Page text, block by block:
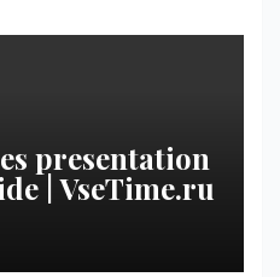
presentation
| VseTime.ru